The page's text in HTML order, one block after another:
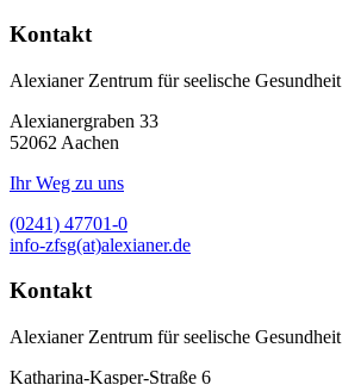
Kontakt
Alexianer Zentrum für seelische Gesundheit
Alexianergraben 33
52062 Aachen
Ihr Weg zu uns
(0241) 47701-0
info-zfsg(at)alexianer.de
Kontakt
Alexianer Zentrum für seelische Gesundheit
Katharina-Kasper-Straße 6